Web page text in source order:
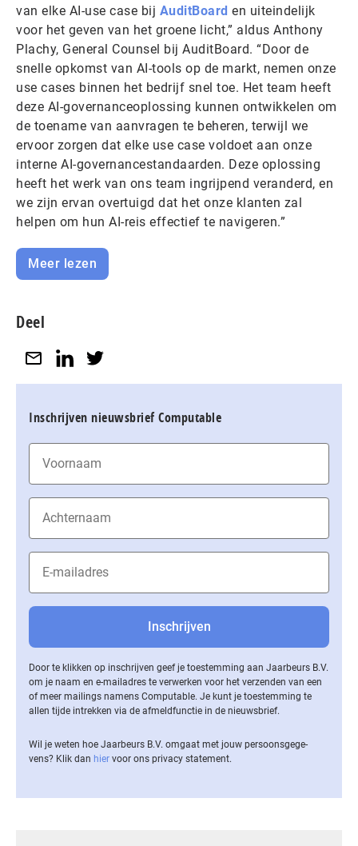
van elke AI-use case bij AuditBoard en uiteindelijk
voor het geven van het groene licht,” aldus Anthony
Plachy, General Counsel bij AuditBoard. “Door de
snelle opkomst van AI-tools op de markt, nemen onze
use cases binnen het bedrijf snel toe. Het team heeft
deze AI-governanceoplossing kunnen ontwikkelen om
de toename van aanvragen te beheren, terwijl we
ervoor zorgen dat elke use case voldoet aan onze
interne AI-governancestandaarden. Deze oplossing
heeft het werk van ons team ingrijpend veranderd, en
we zijn ervan overtuigd dat het onze klanten zal
helpen om hun AI-reis effectief te navigeren.”
Meer lezen
Deel
Inschrijven nieuwsbrief Computable
Door te klikken op inschrijven geef je toestemming aan Jaarbeurs B.V.
om je naam en e-mailadres te verwerken voor het verzenden van een
of meer mailings namens Computable. Je kunt je toestemming te
allen tijde intrekken via de af­meld­func­tie in de nieuwsbrief.
Wil je weten hoe Jaarbeurs B.V. omgaat met jouw per­soons­ge­ge­
vens? Klik dan hier voor ons privacy statement.